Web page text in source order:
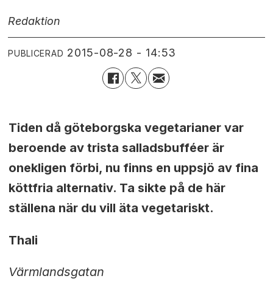
Redaktion
PUBLICERAD 2015-08-28 - 14:53
Tiden då göteborgska vegetarianer var
beroende av trista salladsbufféer är
onekligen förbi, nu finns en uppsjö av fina
köttfria alternativ. Ta sikte på de här
ställena när du vill äta vegetariskt.
Thali
Värmlandsgatan